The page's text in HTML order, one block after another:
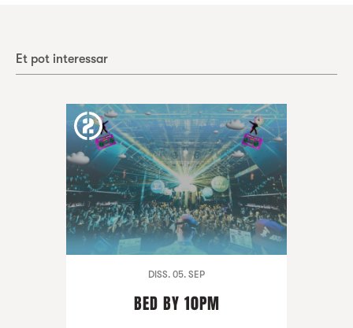
Et pot interessar
DISS. 05. SEP
BED BY 10PM